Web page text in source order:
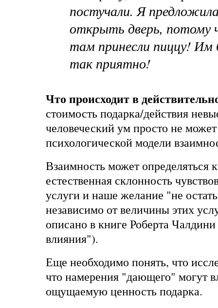
постучали. Я
открыть дверь, потому
там принесли пиццу! Им
так приятно!
Что происходит в
стоимость подарка/действия
человеческий ум просто не может
психологической модели
Взаимность может определяться
естественная склонность
услуги и наше желание "не
независимо от величины этих
описано в книге Роберта
влияния").
Еще необходимо понять, что
что намерения "дающего" могут
ощущаемую ценность подарка.